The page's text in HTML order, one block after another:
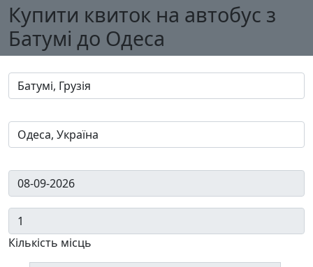
Купити квиток на автобус з
Батумі до Одеса
Кількість місць